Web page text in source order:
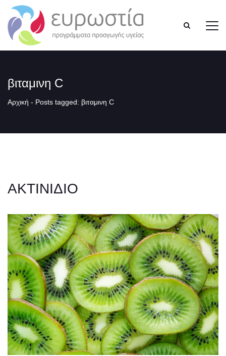
βιταμινη C
Αρχική - Posts tagged: βιταμινη C
ΑΚΤΙΝΙΔΙΟ